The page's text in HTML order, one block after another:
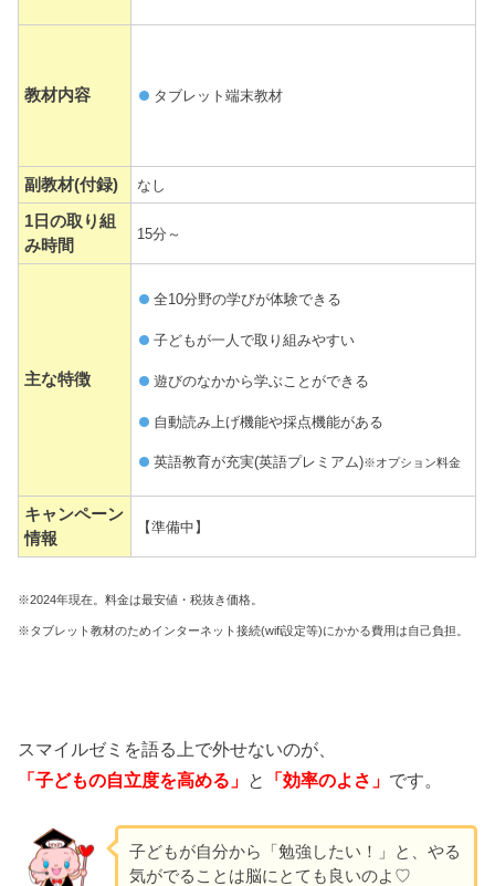
教材内容 タブレット端末教材
副教材(付録) なし
1日の取り組
み時間
15分～
主な特徴
全10分野の学びが体験できる
子どもが一人で取り組みやすい
遊びのなかから学ぶことができる
自動読み上げ機能や採点機能がある
英語教育が充実(英語プレミアム)※オプション料金
キャンペーン
情報
【準備中】
※2024年現在。料金は最安値・税抜き価格。
※タブレット教材のためインターネット接続(wifi設定等)にかかる費用は自己負担。
スマイルゼミを語る上で外せないのが、
「子どもの自立度を高める 」 と 「効率のよさ」 です。
子どもが自分から「勉強したい！」と、やる
気がでることは脳にとても良いのよ♡